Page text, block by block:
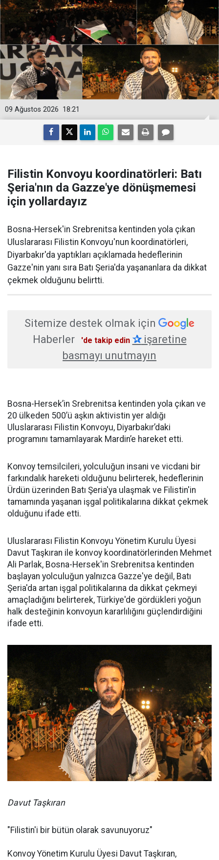
18:21
09 Ağustos 2026
Filistin Konvoyu koordinatörleri: Batı
Şeria'nın da Gazze'ye dönüşmemesi
için yollardayız
Bosna-Hersek'in Srebrenitsa kentinden yola çıkan
Uluslararası Filistin Konvoyu'nun koordinatörleri,
Diyarbakır'da yaptıkları açıklamada hedeflerinin
Gazze'nin yanı sıra Batı Şeria'da yaşananlara da dikkat
çekmek olduğunu belirtti.
Sitemize destek olmak için
Haberler
'de takip edin ✰işaretine
basmayı unutmayın
Bosna-Hersek’in Srebrenitsa kentinden yola çıkan ve
20 ülkeden 500’ü aşkın aktivistin yer aldığı
Uluslararası Filistin Konvoyu, Diyarbakır’daki
programını tamamlayarak Mardin’e hareket etti.
Konvoy temsilcileri, yolculuğun insani ve vicdani bir
farkındalık hareketi olduğunu belirterek, hedeflerinin
Ürdün üzerinden Batı Şeria'ya ulaşmak ve Filistin'in
tamamında yaşanan işgal politikalarına dikkat çekmek
olduğunu ifade etti.
Uluslararası Filistin Konvoyu Yönetim Kurulu Üyesi
Davut Taşkıran ile konvoy koordinatörlerinden Mehmet
Ali Parlak, Bosna-Hersek'in Srebrenitsa kentinden
başlayan yolculuğun yalnızca Gazze'ye değil, Batı
Şeria'da artan işgal politikalarına da dikkat çekmeyi
amaçladığını belirterek, Türkiye'de gördükleri yoğun
halk desteğinin konvoyun kararlılığını güçlendirdiğini
ifade etti.
Davut Taşkıran
"Filistin'i bir bütün olarak savunuyoruz"
Konvoy Yönetim Kurulu Üyesi Davut Taşkıran,